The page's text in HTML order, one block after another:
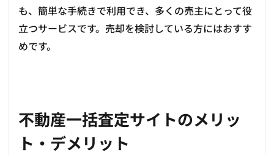
も、簡単な手続きで利用でき、多くの売主にとって役
立つサービスです。売却を検討している方にはおすす
めです。
不動産一括査定サイトのメリッ
ト・デメリット